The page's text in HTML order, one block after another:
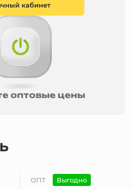
кабинет
оптовые цены
ОПТ Выгодно